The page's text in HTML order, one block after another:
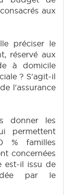
aux
préciser le
réservé aux
à domicile
? S'agit-il
l'assurance
donner les
permettent
% familles
concernées
est-il issu de
par le